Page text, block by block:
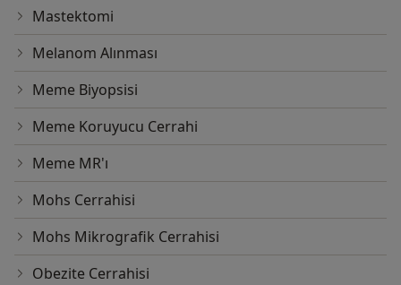
Mastektomi
Melanom Alınması
Meme Biyopsisi
Meme Koruyucu Cerrahi
Meme MR'ı
Mohs Cerrahisi
Mohs Mikrografik Cerrahisi
Obezite Cerrahisi